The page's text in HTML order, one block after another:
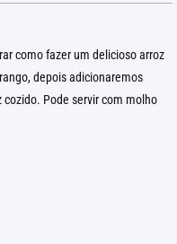
como fazer um delicioso arroz
depois adicionaremos
Pode servir com molho